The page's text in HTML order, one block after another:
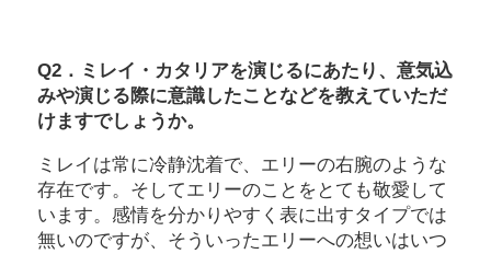
Q2．ミレイ・カタリアを演じるにあたり、意気込
みや演じる際に意識したことなどを教えていただ
けますでしょうか。
ミレイは常に冷静沈着で、エリーの右腕のような
存在です。そしてエリーのことをとても敬愛して
います。感情を分かりやすく表に出すタイプでは
無いのですが、そういったエリーへの想いはいつ